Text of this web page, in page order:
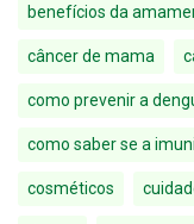
benefícios da
câncer de mama
como prevenir a
como saber se a
cosméticos